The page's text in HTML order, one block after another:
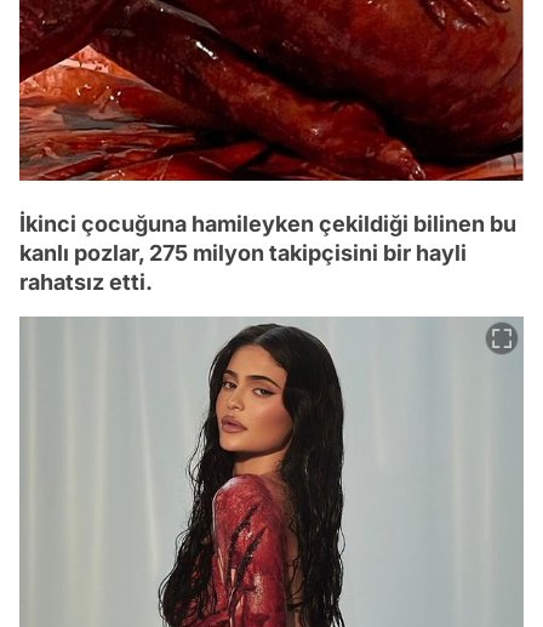
İkinci çocuğuna hamileyken çekildiği bilinen bu
kanlı pozlar, 275 milyon takipçisini bir hayli
rahatsız etti.